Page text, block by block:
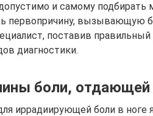
и самому подбирать
первопричину, вызывающую
поставив правильный
диагностики.
боли, отдающей
иррадиирующей боли в ноге